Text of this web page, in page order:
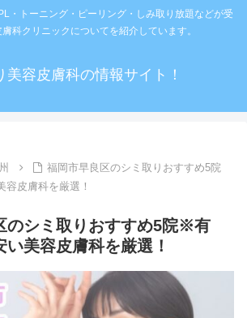
・トーニング・ピーリング・しみ取り放題などが受
科クリニックについてを紹介しています。
美容皮膚科の情報サイト！
福岡市早良区のシミ取りおすすめ5院
皮膚科を厳選！
のシミ取りおすすめ5院※有
美容皮膚科を厳選！